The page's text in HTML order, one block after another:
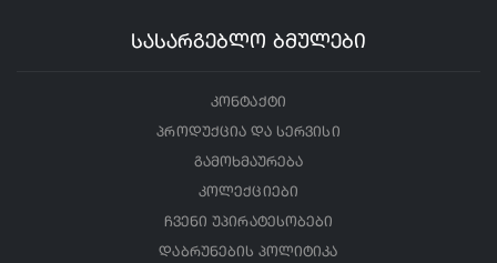
სასარგებლო ბმულები
კონტაქტი
პროდუქცია და სერვისი
გამოხმაურება
კოლექციები
ჩვენი უპირატესობები
დაბრუნების პოლიტიკა